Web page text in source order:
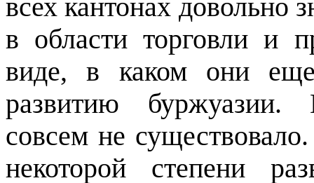
всех кантонах довольно
в области торговли и
виде, в каком они
развитию буржуазии.
совсем не
некоторой степени